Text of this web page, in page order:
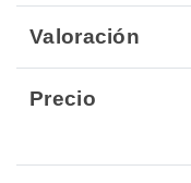
Valoración
Precio